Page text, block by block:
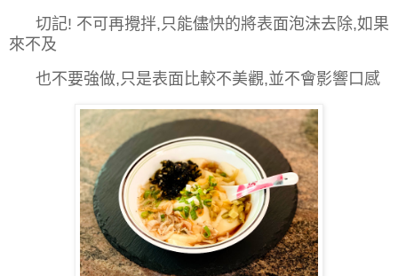
切記! 不可再攪拌,只能儘快的將表面泡沫去除,如果
來不及
也不要強做,只是表面比較不美觀,並不會影響口感